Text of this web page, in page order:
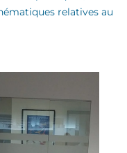
relatives au